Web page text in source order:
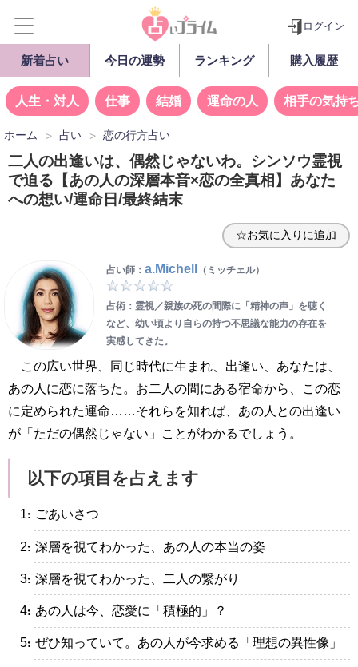
ログイン
新着占い 今日の運勢 ランキング 購入履歴
人生・対人 仕事 結婚 運命の人 相手の気持
ホーム 占い 恋の行方占い
二人の出逢いは、偶然じゃないわ。シンソウ霊視
で迫る【あの人の深層本音×恋の全真相】あなた
への想い/運命日/最終結末
☆お気に入りに追加
占い師： a.Michell （ミッチェル）
占術：霊視／親族の死の間際に「精神の声」を聴く
など、幼い頃より自らの持つ不思議な能力の存在を
実感してきた。
この広い世界、同じ時代に生まれ、出逢い、あなたは、
あの人に恋に落ちた。お二人の間にある宿命から、この恋
に定められた運命……それらを知れば、あの人との出逢い
が「ただの偶然じゃない」ことがわかるでしょう。
以下の項目を占えます
・ごあいさつ
・深層を視てわかった、あの人の本当の姿
・深層を視てわかった、二人の繋がり
・あの人は今、恋愛に「積極的」？
・ぜひ知っていて。あの人が今求める「理想の異性像」